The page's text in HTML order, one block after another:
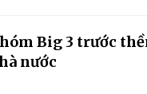
Big 3 trước
nước